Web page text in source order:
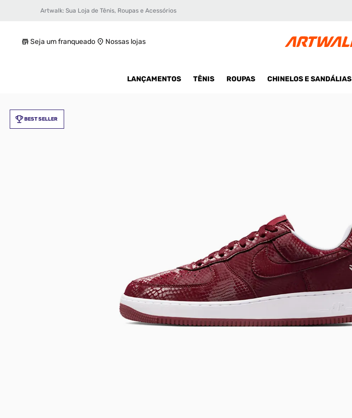
Artwalk: Sua Loja de Tênis, Roupas e Acessórios
Seja um franqueado Nossas lojas
LANÇAMENTOS TÊNIS ROUPAS CHINELOS E SANDÁLIAS
BEST SELLER
Tênis Nike Air Force 1 Low Kobe Masculino